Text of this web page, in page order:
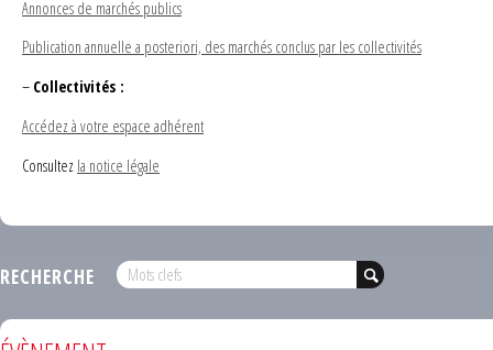
Annonces de marchés publics
Publication annuelle a posteriori, des marchés conclus par les collectivités
– Collectivités :
Accédez à votre espace adhérent
Consultez la notice légale
RECHERCHE